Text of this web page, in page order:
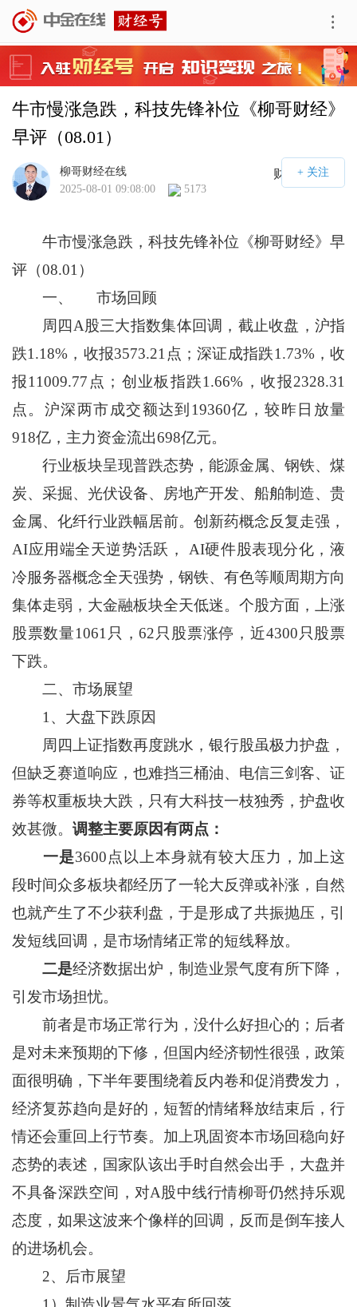
牛市慢涨急跌，科技先锋补位《柳哥财经》
早评（08.01）
财经号APP
柳哥财经在线
2025-08-01 09:08:00
5173
牛市慢涨急跌，科技先锋补位《柳哥财经》早
评（08.01）
一、 市场回顾
周四A股三大指数集体回调，截止收盘，沪指
跌1.18%，收报3573.21点；深证成指跌1.73%，收
报11009.77点；创业板指跌1.66%，收报2328.31
点。沪深两市成交额达到19360亿，较昨日放量
918亿，主力资金流出698亿元。
行业板块呈现普跌态势，能源金属、钢铁、煤
炭、采掘、光伏设备、房地产开发、船舶制造、贵
金属、化纤行业跌幅居前。创新药概念反复走强，
AI应用端全天逆势活跃， AI硬件股表现分化，液
冷服务器概念全天强势，钢铁、有色等顺周期方向
集体走弱，大金融板块全天低迷。个股方面，上涨
股票数量1061只，62只股票涨停，近4300只股票
下跌。
二、市场展望
1、大盘下跌原因
周四上证指数再度跳水，银行股虽极力护盘，
但缺乏赛道响应，也难挡三桶油、电信三剑客、证
券等权重板块大跌，只有大科技一枝独秀，护盘收
效甚微。 调整主要原因有两点：
一是3600点以上本身就有较大压力，加上这
段时间众多板块都经历了一轮大反弹或补涨，自然
也就产生了不少获利盘，于是形成了共振抛压，引
发短线回调，是市场情绪正常的短线释放。
二是经济数据出炉，制造业景气度有所下降，
引发市场担忧。
前者是市场正常行为，没什么好担心的；后者
是对未来预期的下修，但国内经济韧性很强，政策
面很明确，下半年要围绕着反内卷和促消费发力，
经济复苏趋向是好的，短暂的情绪释放结束后，行
情还会重回上行节奏。加上巩固资本市场回稳向好
态势的表述，国家队该出手时自然会出手，大盘并
不具备深跌空间，对A股中线行情柳哥仍然持乐观
态度，如果这波来个像样的回调，反而是倒车接人
的进场机会。
2、后市展望